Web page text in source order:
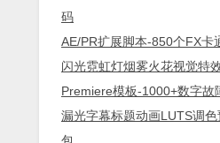
码
AE/PR扩展脚本-850个FX卡
闪光霓虹灯烟雾火花视觉特
Premiere模板-1000+数字故
漏光字幕标题动画LUTS调